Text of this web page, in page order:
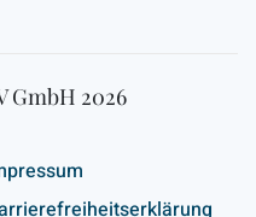
GmbH 2026